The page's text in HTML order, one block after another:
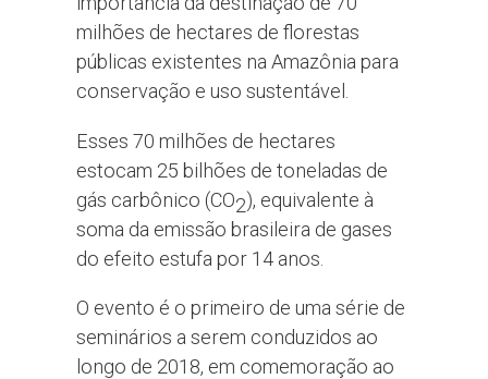
milhões de hectares de florestas
públicas existentes na Amazônia para
conservação e uso sustentável.
Esses 70 milhões de hectares
estocam 25 bilhões de toneladas de
gás carbônico (CO2), equivalente à
soma da emissão brasileira de gases
do efeito estufa por 14 anos.
O evento é o primeiro de uma série de
seminários a serem conduzidos ao
longo de 2018, em comemoração ao